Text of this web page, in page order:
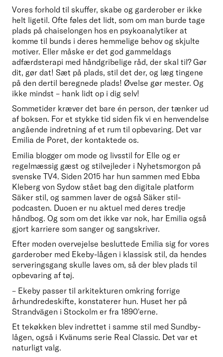
Vores forhold til skuffer, skabe og garderober er ikke
helt ligetil. Ofte føles det lidt, som om man burde tage
plads på chaiselongen hos en psykoanalytiker at
komme til bunds i deres hemmelige behov og skjulte
motiver. Eller måske er det god gammeldags
adfærdsterapi med håndgribelige råd, der skal til? Gør
dit, gør dat! Sæt på plads, stil det der, og læg tingene
på den dertil beregnede plads! Øvelse gør mester. Og
Sommetider kræver det bare én person, der tænker ud
af boksen. For et stykke tid siden fik vi en henvendelse
angående indretning af et rum til opbevaring. Det var
Emilia blogger om mode og livsstil for Elle og er
regelmæssig gæst og stilvejleder i Nyhetsmorgon på
svenske TV4. Siden 2015 har hun sammen med Ebba
Kleberg von Sydow stået bag den digitale platform
Säker stil, og sammen laver de også Säker stil-
podcasten. Duoen er nu aktuel med deres tredje
håndbog. Og som om det ikke var nok, har Emilia også
gjort karriere som sanger og sangskriver.
Efter moden overvejelse besluttede Emilia sig for vores
garderober med Ekeby-lågen i klassisk stil, da hendes
serveringsgang skulle laves om, så der blev plads til
opbevaring af tøj.
– Ekeby passer til arkitekturen omkring forrige
århundredeskifte, konstaterer hun. Huset her på
Strandvägen i Stockolm er fra 1890'erne.
Et tekøkken blev indrettet i samme stil med Sundby-
lågen, også i Kvänums serie Real Classic. Det var et
naturligt valg.